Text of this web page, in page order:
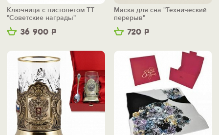
36 900 Р
Ключница с пистолетом ТТ
"Советские награды"
720 Р
Маска для сна "Технический
перерыв"